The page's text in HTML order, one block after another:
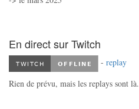
En direct sur Twitch
-replay
Rien de prévu, mais les replays sont là.